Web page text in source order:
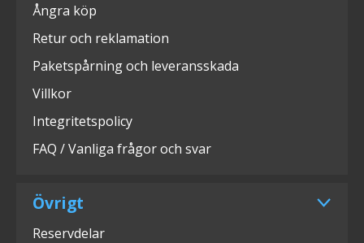
Ångra köp
Retur och reklamation
Paketspårning och leveransskada
Villkor
Integritetspolicy
FAQ / Vanliga frågor och svar
Övrigt
Reservdelar